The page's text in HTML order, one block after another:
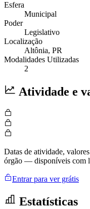
Esfera
Municipal
Poder
Legislativo
Localização
Altônia, PR
Modalidades Utilizadas
2
Atividade e
Datas de atividade,
órgão — disponíveis com
Entrar para ver grátis
Estatísticas